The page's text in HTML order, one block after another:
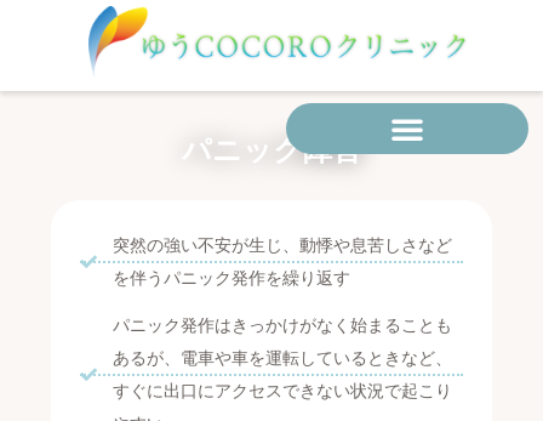
ス
パニック障害
突然の強い不安が生じ、動悸や息苦しさなど
を伴うパニック発作を繰り返す
パニック発作はきっかけがなく始まることも
あるが、電車や車を運転しているときなど、
すぐに出口にアクセスできない状況で起こり